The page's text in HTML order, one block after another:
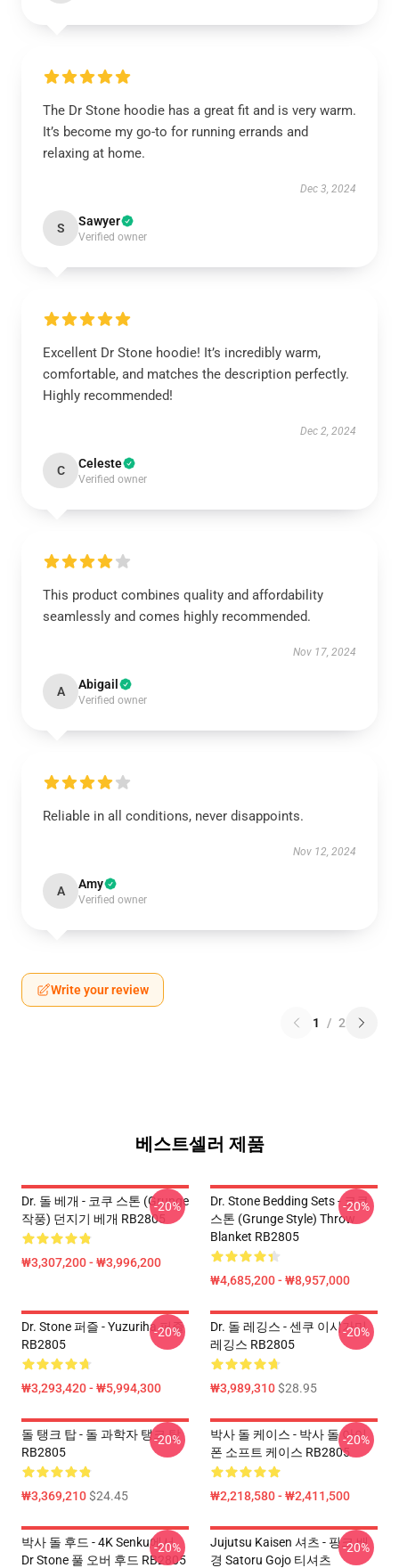
The Dr Stone hoodie has a great fit and is very warm.
It’s become my go-to for running errands and
relaxing at home.
Dec 3, 2024
S Sawyer
Verified owner
Excellent Dr Stone hoodie! It’s incredibly warm,
comfortable, and matches the description perfectly.
Highly recommended!
Dec 2, 2024
C Celeste
Verified owner
This product combines quality and affordability
seamlessly and comes highly recommended.
Nov 17, 2024
A Abigail
Verified owner
Reliable in all conditions, never disappoints.
Nov 12, 2024
A Amy
Verified owner
Write your review
1 / 2
베스트셀러 제품
Dr. 돌 베개 - 코쿠 스톤 (Grunge
작풍) 던지기 베개 RB2805
₩3,307,200 - ₩3,996,200
-20%
Dr. Stone Bedding Sets - 코쿠
스톤 (Grunge Style) Throw
Blanket RB2805
₩4,685,200 - ₩8,957,000
-20%
Dr. Stone 퍼즐 - Yuzuriha 퍼즐
RB2805
₩3,293,420 - ₩5,994,300
-20%
Dr. 돌 레깅스 - 센쿠 이시가미
레깅스 RB2805
₩3,989,310$28.95
-20%
돌 탱크 탑 - 돌 과학자 탱크 탑
RB2805
₩3,369,210$24.45
-20%
박사 돌 케이스 - 박사 돌 아이
폰 소프트 케이스 RB2805
₩2,218,580 - ₩2,411,500
-20%
박사 돌 후드 - 4K Senku에서
Dr Stone 풀 오버 후드 RB2805
-20%
Jujutsu Kaisen 셔츠 - 핑크 배
경 Satoru Gojo 티셔츠
-20%